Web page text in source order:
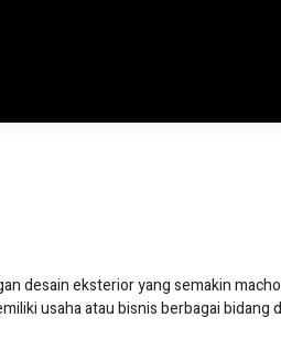
desain eksterior yang semakin
usaha atau bisnis berbagai bidang